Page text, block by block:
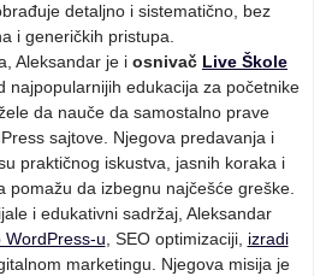
detaljno i sistematično, bez
i generičkih pristupa.
Aleksandar je i osnivač Live Škole
najpopularnijih edukacija za početnike
da nauče da samostalno prave
sajtove. Njegova predavanja i
praktičnog iskustva, jasnih koraka i
pomažu da izbegnu najčešće greške.
i edukativni sadržaj, Aleksandar
WordPress-u , SEO optimizaciji, izradi
marketingu. Njegova misija je